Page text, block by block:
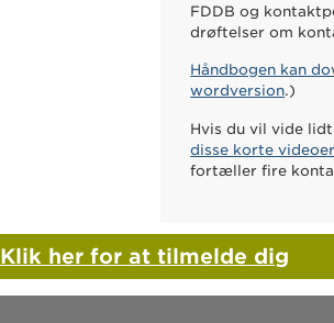
FDDB og
drøftelser om
Håndbogen kan
wordversion.)
Hvis du vil vide
disse korte videoer
fortæller fire
Klik her for at tilmelde dig